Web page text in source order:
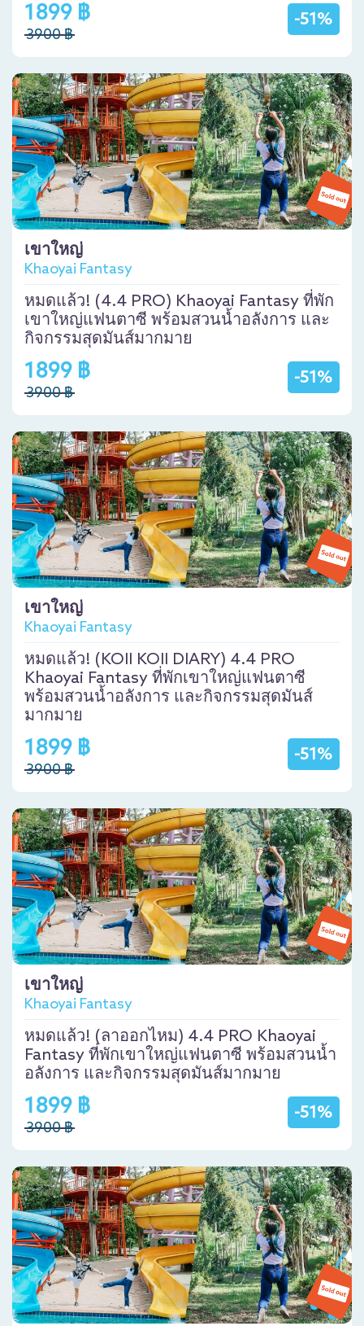
-51%
1899 ฿
3900 ฿
เขาใหญ่
Khaoyai Fantasy
หมดแล้ว! (4.4 PRO) Khaoyai Fantasy ที่พัก
เขาใหญ่แฟนตาซี พร้อมสวนน้ำอลังการ และ
กิจกรรมสุดมันส์มากมาย
-51%
1899 ฿
3900 ฿
เขาใหญ่
Khaoyai Fantasy
หมดแล้ว! (KOII KOII DIARY) 4.4 PRO
Khaoyai Fantasy ที่พักเขาใหญ่แฟนตาซี
พร้อมสวนน้ำอลังการ และกิจกรรมสุดมันส์
มากมาย
-51%
1899 ฿
3900 ฿
เขาใหญ่
Khaoyai Fantasy
หมดแล้ว! (ลาออกไหม) 4.4 PRO Khaoyai
Fantasy ที่พักเขาใหญ่แฟนตาซี พร้อมสวนน้ำ
อลังการ และกิจกรรมสุดมันส์มากมาย
-51%
1899 ฿
3900 ฿